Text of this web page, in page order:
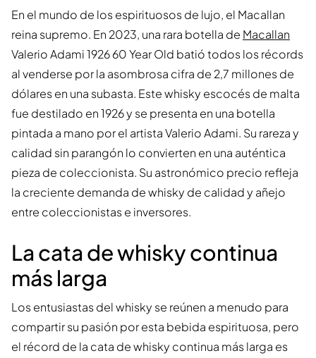
En el mundo de los espirituosos de lujo, el Macallan
reina supremo. En 2023, una rara botella de Macallan
Valerio Adami 1926 60 Year Old batió todos los récords
al venderse por la asombrosa cifra de 2,7 millones de
dólares en una subasta. Este whisky escocés de malta
fue destilado en 1926 y se presenta en una botella
pintada a mano por el artista Valerio Adami. Su rareza y
calidad sin parangón lo convierten en una auténtica
pieza de coleccionista. Su astronómico precio refleja
la creciente demanda de whisky de calidad y añejo
entre coleccionistas e inversores.
La cata de whisky continua
más larga
Los entusiastas del whisky se reúnen a menudo para
compartir su pasión por esta bebida espirituosa, pero
el récord de la cata de whisky continua más larga es